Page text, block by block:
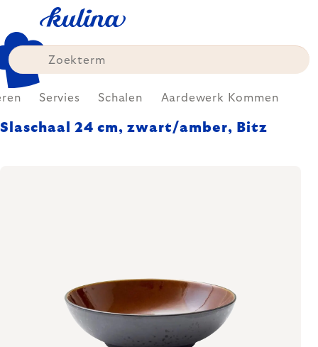
content
Servies Schalen Aardewerk Kommen
Slaschaal 24 cm, zwart/amber, Bitz